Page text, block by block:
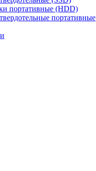
портативные (HDD)
портативные